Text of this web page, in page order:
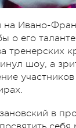
Ивано-
о его
тренерских
шоу, а
в